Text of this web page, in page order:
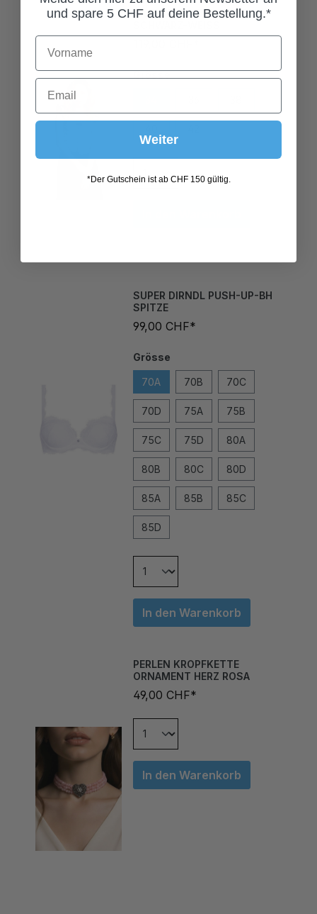
SCHWARZ-WEISS
40 42
SPITZE
99,00 CHF*
70D 75A 75B
75C 75D 80A
80B 80C 80D
85A 85B 85C
85D
In den Warenkorb
ORNAMENT HERZ ROSA
49,00 CHF*
In den Warenkorb
und spare 5 CHF auf deine Bestellung.*
Weiter
*Der Gutschein ist ab CHF 150 gültig.